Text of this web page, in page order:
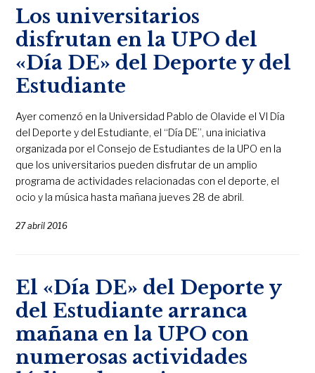
Los universitarios
disfrutan en la UPO del
«Día DE» del Deporte y del
Estudiante
Ayer comenzó en la Universidad Pablo de Olavide el VI Día
del Deporte y del Estudiante, el “Día DE”, una iniciativa
organizada por el Consejo de Estudiantes de la UPO en la
que los universitarios pueden disfrutar de un amplio
programa de actividades relacionadas con el deporte, el
ocio y la música hasta mañana jueves 28 de abril.
27 abril 2016
El «Día DE» del Deporte y
del Estudiante arranca
mañana en la UPO con
numerosas actividades